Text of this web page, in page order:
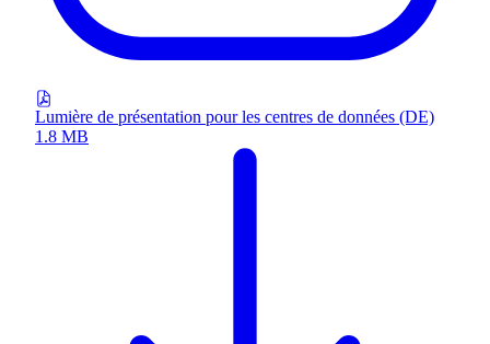
Lumière de présentation pour les centres de données (DE)
1.8 MB